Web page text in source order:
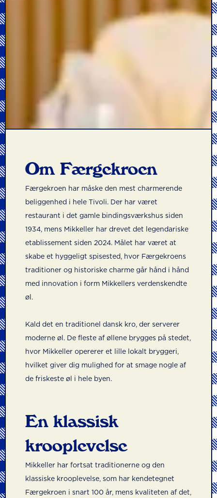
Om Færgekroen
Færgekroen har måske den mest charmerende
beliggenhed i hele Tivoli. Der har været
restaurant i det gamle bindingsværkshus siden
1934, mens Mikkeller har drevet det legendariske
etablissement siden 2024. Målet har været at
skabe et hyggeligt spisested, hvor Færgekroens
traditioner og historiske charme går hånd i hånd
med innovation i form Mikkellers verdenskendte
øl.
Kald det en traditionel dansk kro, der serverer
moderne øl. De fleste af øllene brygges på stedet,
hvor Mikkeller opererer et lille lokalt bryggeri,
hvilket giver dig mulighed for at smage nogle af
de friskeste øl i hele byen.
En klassisk
krooplevelse
Mikkeller har fortsat traditionerne og den
klassiske krooplevelse, som har kendetegnet
Færgekroen i snart 100 år, mens kvaliteten af det,